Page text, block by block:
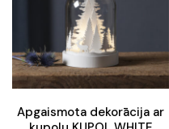
Apgaismota dekorācija ar